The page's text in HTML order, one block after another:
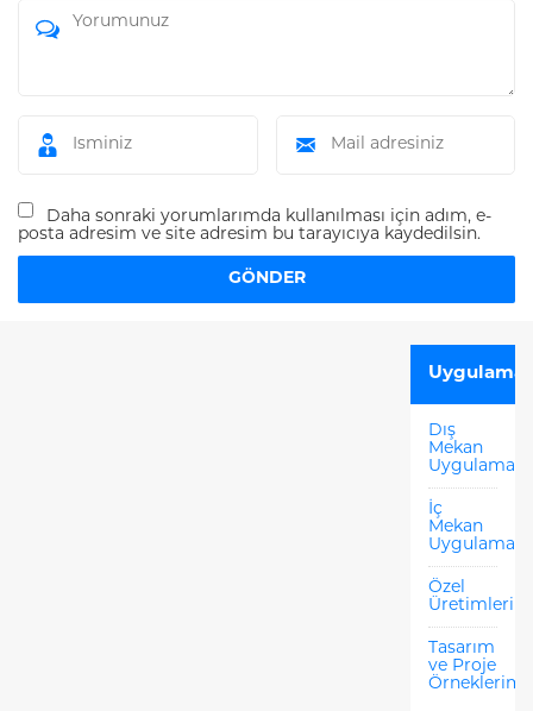
Daha sonraki yorumlarımda kullanılması için adım, e-
posta adresim ve site adresim bu tarayıcıya kaydedilsin.
Dış
Mekan
İç
Mekan
Özel
Tasarım
ve Proje